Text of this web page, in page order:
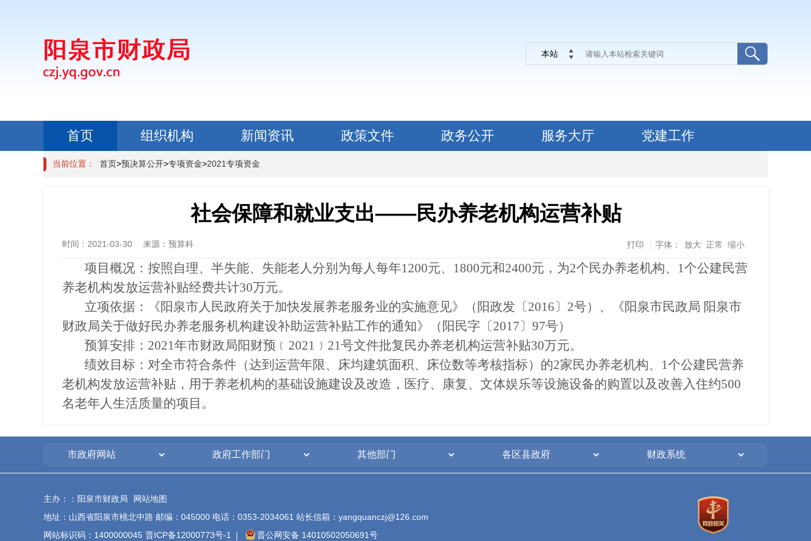
本站
首页 组织机构 新闻资讯 政策文件 政务公开 服务大厅
党建工作
政民互动
当前位置： 首页>预决算公开>专项资金>2021专项资金
社会保障和就业支出——民办养老机构运营补贴
时间： 2021-03-30 来源： 预算科 打印 字体： 放大 正常 缩小
项目概况：按照自理、半失能、失能老人分别为每人每年1200元、1800元和2400元，为2个民办养老机构、1个公建民营
养老机构发放运营补贴经费共计30万元。
立项依据：《阳泉市人民政府关于加快发展养老服务业的实施意见》（阳政发〔2016〕2号）、《阳泉市民政局 阳泉市
财政局关于做好民办养老服务机构建设补助运营补贴工作的通知》（阳民字〔2017〕97号）
预算安排：2021年市财政局阳财预﹝2021﹞21号文件批复民办养老机构运营补贴30万元。
绩效目标：对全市符合条件（达到运营年限、床均建筑面积、床位数等考核指标）的2家民办养老机构、1个公建民营养
老机构发放运营补贴，用于养老机构的基础设施建设及改造，医疗、康复、文体娱乐等设施设备的购置以及改善入住约500
名老年人生活质量的项目。
主办：：阳泉市财政局
网站地图
地址：山西省阳泉市桃北中路 邮编：045000 电话：0353-2034061 站长信箱：yangquanczj@126.com
网站标识码：1400000045 晋ICP备12000773号-1 晋公网安备 14010502050691号